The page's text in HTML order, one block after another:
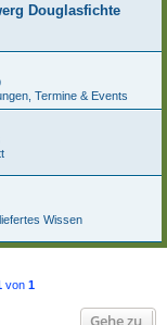
Douglasfichte
Termine & Events
Wissen
von 1
Gehe zu